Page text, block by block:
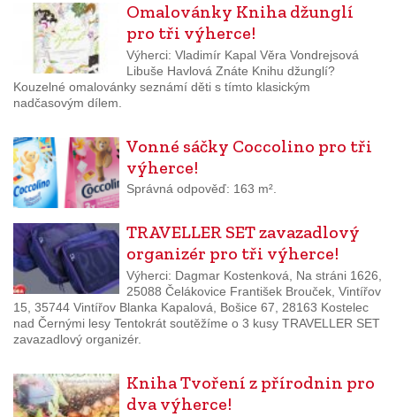
Omalovánky Kniha džunglí
pro tři výherce!
Výherci: Vladimír Kapal Věra Vondrejsová
Libuše Havlová Znáte Knihu džunglí?
Kouzelné omalovánky seznámí děti s tímto klasickým
nadčasovým dílem.
Vonné sáčky Coccolino pro tři
výherce!
Správná odpověď: 163 m².
TRAVELLER SET zavazadlový
organizér pro tři výherce!
Výherci: Dagmar Kostenková, Na stráni 1626,
25088 Čelákovice František Brouček, Vintířov
15, 35744 Vintířov Blanka Kapalová, Bošice 67, 28163 Kostelec
nad Černými lesy Tentokrát soutěžíme o 3 kusy TRAVELLER SET
zavazadlový organizér.
Kniha Tvoření z přírodnin pro
dva výherce!